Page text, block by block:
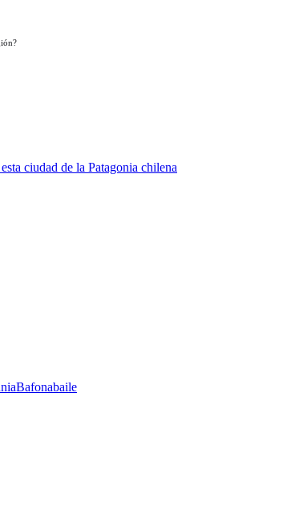
ciudad de la Patagonia chilena
Bafonabaile